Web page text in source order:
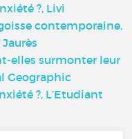
?, Livi
contemporaine,
elles surmonter leur
Geographic
?, L’Etudiant